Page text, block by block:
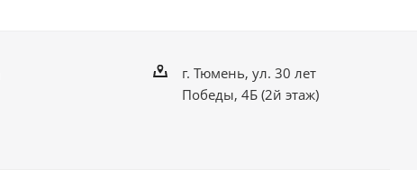
г. Тюмень, ул. 30 лет
Победы, 4Б (2й этаж)